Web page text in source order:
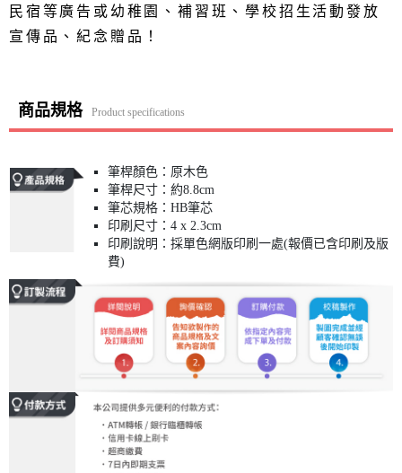
民宿等廣告或幼稚園、補習班、學校招生活動發放
宣傳品、紀念贈品！
商品規格 Product specifications
筆桿顏色：原木色
筆桿尺寸：約8.8cm
筆芯規格：HB筆芯
印刷尺寸：4 x 2.3cm
印刷說明：採單色網版印刷一處(報價已含印刷及版
費)